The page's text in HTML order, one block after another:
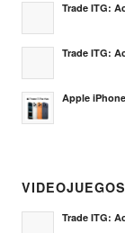
Trade ITG:
Trade ITG:
Apple
VIDEOJUEGOS
Trade ITG: